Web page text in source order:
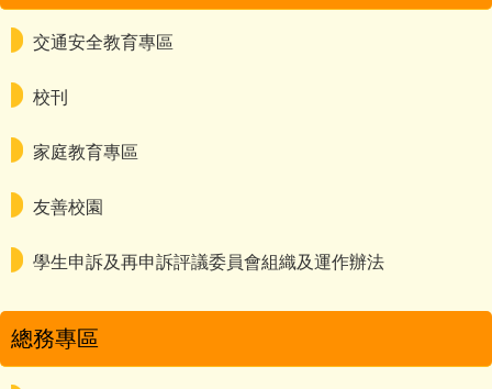
交通安全教育專區
校刊
家庭教育專區
友善校園
學生申訴及再申訴評議委員會組織及運作辦法
總務專區